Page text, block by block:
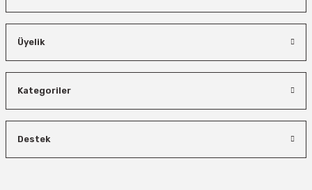
Üyelik
Kategoriler
Destek